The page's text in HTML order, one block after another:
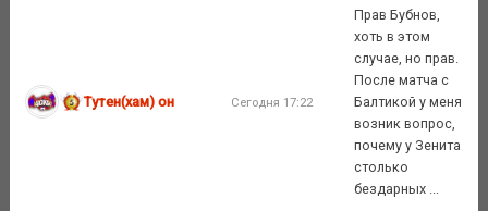
Тутен(хам) он Сегодня 17:22
Прав Бубнов,
хоть в этом
случае, но прав.
После матча с
Балтикой у меня
возник вопрос,
почему у Зенита
столько
бездарных ...